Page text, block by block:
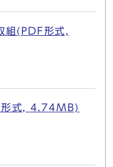
(PDF形式,
式, 4.74MB)